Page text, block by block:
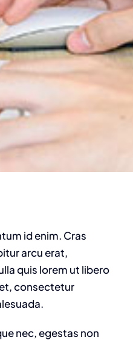
id enim. Cras
arcu erat,
quis lorem ut libero
consectetur
nec, egestas non